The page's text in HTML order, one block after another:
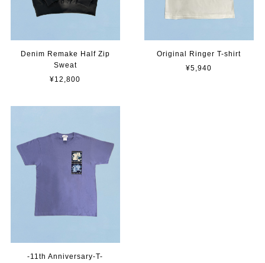
Denim Remake Half Zip
Sweat
¥12,800
Original Ringer T-shirt
¥5,940
-11th Anniversary-T-